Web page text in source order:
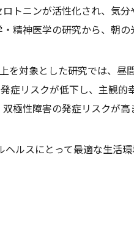
トニンが活性化され、気分
精神医学の研究から、朝
を対象とした研究では、昼
症リスクが低下し、主観的
極性障害の発症リスクが高
ルスにとって最適な生活